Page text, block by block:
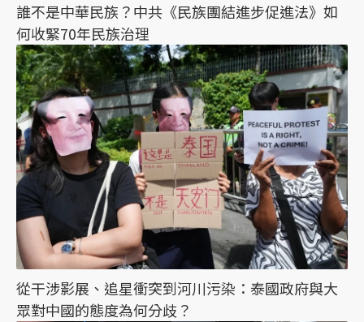
誰不是中華民族？中共《民族團結進步促進法》如
何收緊70年民族治理
從干涉影展、追星衝突到河川污染：泰國政府與大
眾對中國的態度為何分歧？